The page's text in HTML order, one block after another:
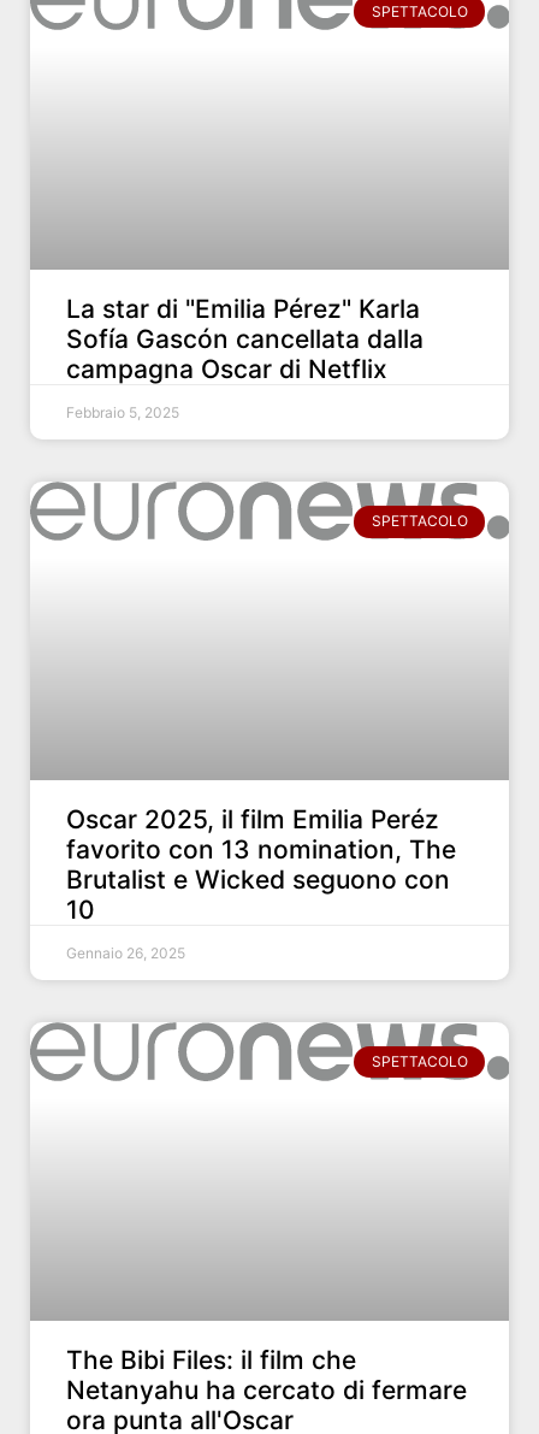
SPETTACOLO
La star di "Emilia Pérez" Karla
Sofía Gascón cancellata dalla
campagna Oscar di Netflix
Febbraio 5, 2025
SPETTACOLO
Oscar 2025, il film Emilia Peréz
favorito con 13 nomination, The
Brutalist e Wicked seguono con
10
Gennaio 26, 2025
SPETTACOLO
The Bibi Files: il film che
Netanyahu ha cercato di fermare
ora punta all'Oscar